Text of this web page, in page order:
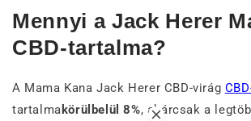
Mennyi a Jack Herer
CBD-tartalma?
A Mama Kana Jack Herer CBD-virág
tartalma körülbelül 8%, akárcsak a